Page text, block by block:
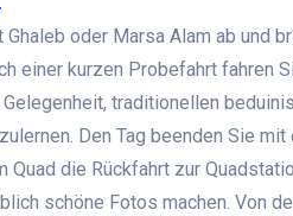
oder Marsa Alam ab und
einer kurzen Probefahrt fahren
traditionellen
Den Tag beenden Sie
Quad die Rückfahrt zur
schöne Fotos machen. Von